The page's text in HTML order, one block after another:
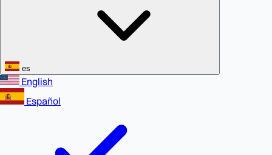
es
English
Español